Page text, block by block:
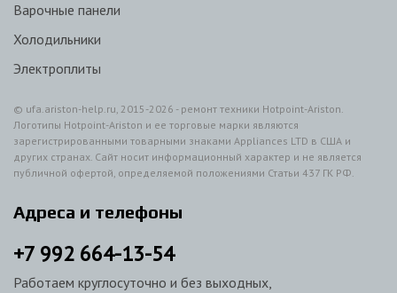
Варочные панели
Холодильники
Электроплиты
© ufa.ariston-help.ru, 2015-2026 - ремонт техники Hotpoint-Ariston.
Логотипы Hotpoint-Ariston и ее торговые марки являются
зарегистрированными товарными знаками Appliances LTD в США и
других странах. Сайт носит информационный характер и не является
публичной офертой, определяемой положениями Статьи 437 ГК РФ.
Адреса и телефоны
+7 992 664-13-54
Работаем круглосуточно и без выходных,